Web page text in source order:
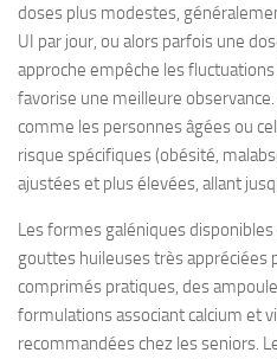
doses plus modestes,
UI par jour, ou alors parfois une
approche empêche les
favorise une meilleure
comme les personnes âgées ou
risque spécifiques (obésité,
ajustées et plus élevées, allant
Les formes galéniques
gouttes huileuses très appréciées
comprimés pratiques, des
formulations associant calcium et
recommandées chez les seniors.